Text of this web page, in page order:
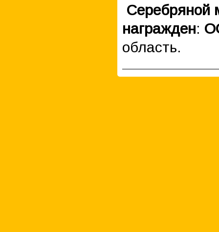
Серебряной
награжден:
область.